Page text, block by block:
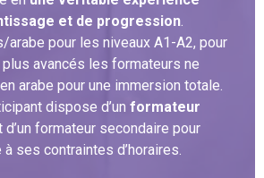
et de progression.
arabe pour les niveaux A1-A2, pour
avancés les formateurs ne
arabe pour une immersion totale.
dispose d’un formateur
formateur secondaire pour
à ses contraintes d’horaires.